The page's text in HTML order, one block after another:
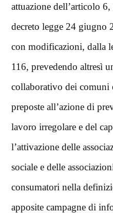
attuazione dell’articolo
decreto legge 24 giugno
con modificazioni, dalla
116, prevedendo altresì
collaborativo dei comuni
preposte all’azione di
lavoro irregolare e del
l’attivazione delle
sociale e delle
consumatori nella
apposite campagne di